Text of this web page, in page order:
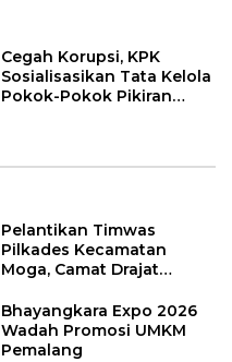
Cegah Korupsi, KPK
Sosialisasikan Tata Kelola
Pokok-Pokok Pikiran
Pelantikan Timwas
Pilkades Kecamatan
Moga, Camat Drajat
Larangan
Bhayangkara Expo 2026
Wadah Promosi UMKM
Pemalang